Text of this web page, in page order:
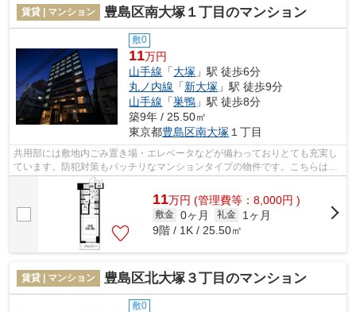
賃貸 | マンション 豊島区南大塚１丁目のマンション
敷0
11万円
山手線 「大塚 」駅 徒歩6分
丸ノ内線 「新大塚 」駅 徒歩9分
山手線 「巣鴨 」駅 徒歩8分
築9年 / 25.50㎡
東京都豊島区南大塚 １丁目
共用部には敷地内ごみ置き場・エレベータなどが備わっておりとても充実し
ています。防犯対策もバッチリなマンションタイプの物件です。こちらは初
期費用をカードでお支払いいただける...
11万円 (管理費等：8,000円 )
敷金 0ヶ月 礼金
1ヶ月
9階 / 1K / 25.50㎡
賃貸 | マンション 豊島区北大塚３丁目のマンション
敷0